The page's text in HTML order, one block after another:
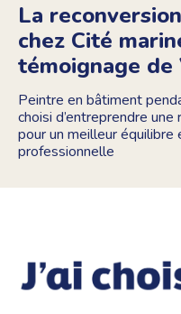
La
chez Cité
témoignage de
Peintre en bâtiment
choisi d’entreprendre
pour un meilleur
professionnelle